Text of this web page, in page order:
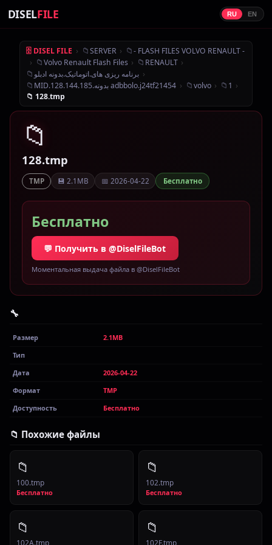
DISELFILE RU EN
🗄 DISEL FILE › 📁SERVER › 📁- FLASH FILES VOLVO RENAULT -
› 📁Volvo Renault Flash Files › 📁 RENAULT ›
📁 برنامه ریزی های.اتوماتیک.بدونه ادبلو ›
📁
MID.128.144.185.بدونه adbbolo.j24tf21454 › 📁volvo › 📁 1 ›
📁 128.tmp
📁
128.tmp
TMP 💾 2.1MB 📅 2026-04-22 Бесплатно
Бесплатно
💬 Получить в @DiselFileBot
Моментальная выдача файла в @DiselFileBot
🔧
Размер
2.1MB
Тип
Дата
2026-04-22
Формат
TMP
Доступность
Бесплатно
📁 Похожие файлы
📁
100.tmp
Бесплатно
📁
102.tmp
Бесплатно
📁
102A.tmp
📁
102F.tmp